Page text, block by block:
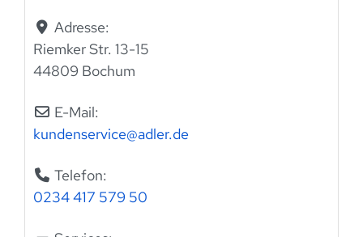
Adresse:
Riemker Str. 13-15
44809 Bochum
E-Mail:
kundenservice@adler.de
Telefon:
0234 417 579 50